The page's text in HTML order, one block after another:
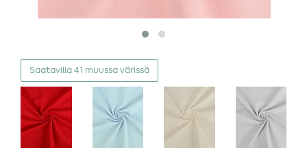
Saatavilla 41 muussa värissä